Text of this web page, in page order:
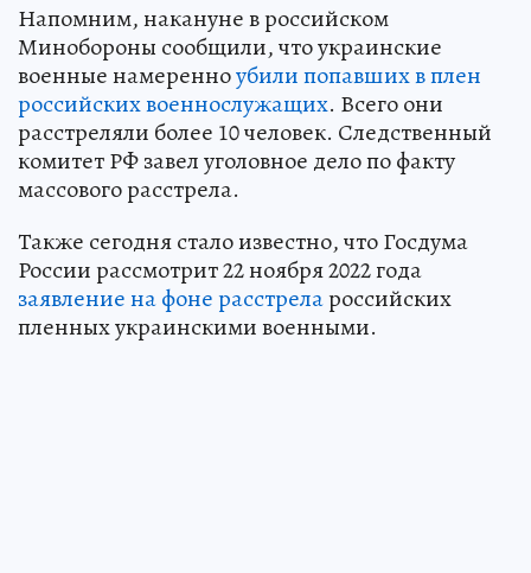
Напомним, накануне в российском
Минобороны сообщили, что украинские
военные намеренноубили попавших в плен
российских военнослужащих. Всего они
расстреляли более 10 человек. Следственный
комитет РФ завел уголовное дело по факту
массового расстрела.
Также сегодня стало известно, что Госдума
России рассмотрит 22 ноября 2022 года
заявление на фоне расстрелароссийских
пленных украинскими военными.